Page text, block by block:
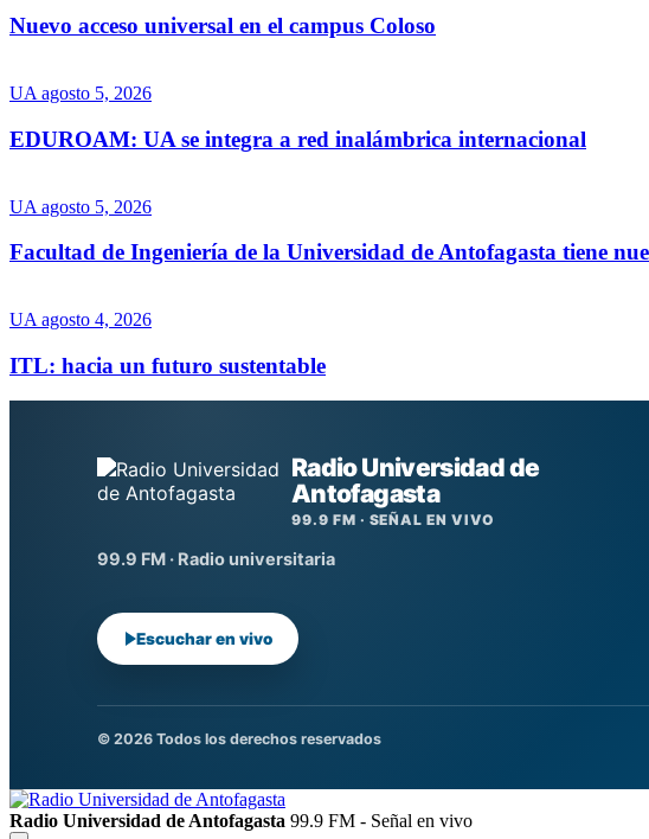
Nuevo acceso universal en el campus Coloso
UA agosto 5, 2026
EDUROAM: UA se integra a red inalámbrica internacional
UA agosto 5, 2026
Facultad de Ingeniería de la Universidad de Antofagasta tiene
UA agosto 4, 2026
ITL: hacia un futuro sustentable
Radio Universidad de
Antofagasta
99.9 FM · SEÑAL EN VIVO
99.9 FM · Radio universitaria
Escuchar en vivo
© 2026 Todos los derechos reservados
Radio Universidad de Antofagasta 99.9 FM - Señal en vivo